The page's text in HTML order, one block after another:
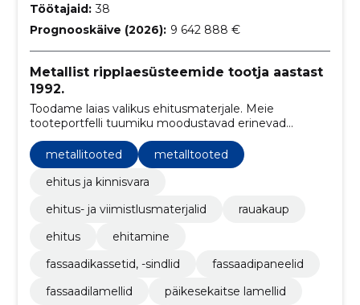
Töötajaid: 38
Prognooskäive (2026): 9 642 888 €
Metallist ripplaesüsteemide tootja aastast
1992.
Toodame laias valikus ehitusmaterjale. Meie
tooteportfelli tuumiku moodustavad erinevad
metallitooted
metalltooted
ehitus ja kinnisvara
ehitus- ja viimistlusmaterjalid
rauakaup
ehitus
ehitamine
fassaadikassetid, -sindlid
fassaadipaneelid
fassaadilamellid
päikesekaitse lamellid